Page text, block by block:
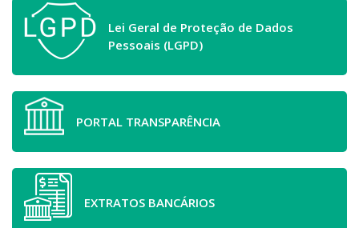
Lei Geral de Proteção de Dados
Pessoais (LGPD)
PORTAL TRANSPARÊNCIA
EXTRATOS BANCÁRIOS